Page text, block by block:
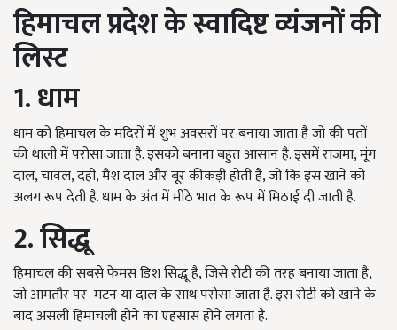
हिमाचल प्रदेश के स्वादिष्ट व्यंजनों की
लिस्ट
1. धाम
धाम को हिमाचल के मंदिरों में शुभ अवसरों पर बनाया जाता है जो की पतों
की थाली में परोसा जाता है. इसको बनाना बहुत आसान है. इसमें राजमा, मूंग
दाल, चावल, दही, मैश दाल और बूर कीकड़ी होती है, जो कि इस खाने को
अलग रूप देती है. धाम के अंत में मीठे भात के रूप में मिठाई दी जाती है.
2. सिद्धू
हिमाचल की सबसे फेमस डिश सिद्धू है, जिसे रोटी की तरह बनाया जाता है,
जो आमतौर पर मटन या दाल के साथ परोसा जाता है. इस रोटी को खाने के
बाद असली हिमाचली होने का एहसास होने लगता है.